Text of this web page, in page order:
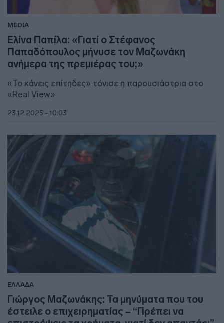
MEDIA
Ελίνα Παπίλα: «Γιατί ο Στέφανος
Παπαδόπουλος μήνυσε τον Μαζωνάκη
ανήμερα της πρεμιέρας του;»
«Το κάνεις επίτηδες» τόνισε η παρουσιάστρια στο
«Real View»
23.12.2025 - 10:03
ΕΛΛΑΔΑ
Γιώργος Μαζωνάκης: Τα μηνύματα που του
έστειλε ο επιχειρηματίας – “Πρέπει να